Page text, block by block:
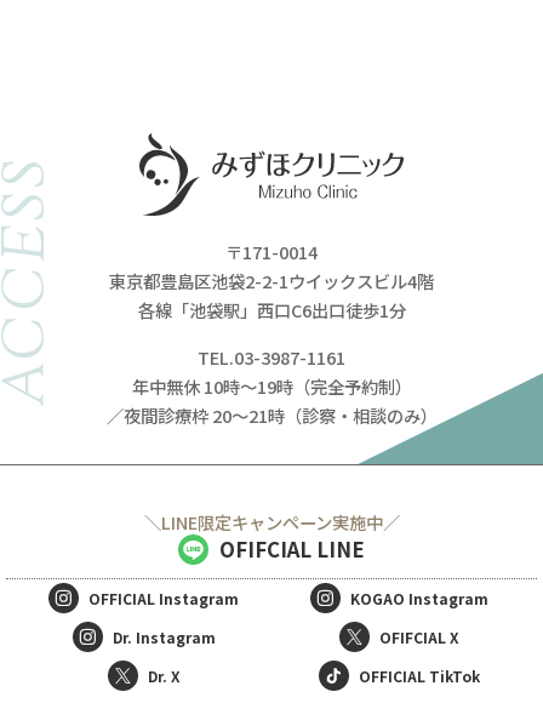
〒171-0014
東京都豊島区池袋2-2-1ウイックスビル4階
各線「池袋駅」西口C6出口徒歩1分
TEL.03-3987-1161
年中無休 10時～19時（完全予約制）
／夜間診療枠 20～21時（診察・相談のみ）
＼LINE限定キャンペーン実施中／
OFIFCIAL LINE
OFFICIAL Instagram KOGAO Instagram
Dr. Instagram
OFIFCIAL X
Dr. X
OFFICIAL TikTok